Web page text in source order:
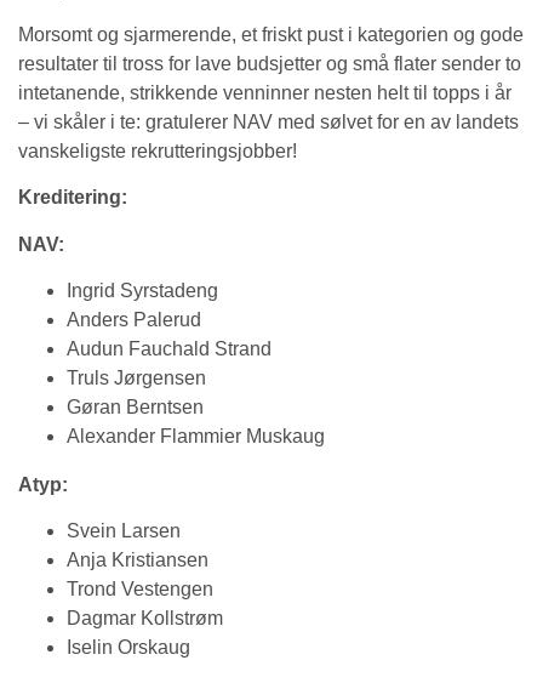
Morsomt og sjarmerende, et friskt pust i kategorien og gode
resultater til tross for lave budsjetter og små flater sender to
intetanende, strikkende venninner nesten helt til topps i år
– vi skåler i te: gratulerer NAV med sølvet for en av landets
vanskeligste rekrutteringsjobber!
Kreditering:
NAV:
Ingrid Syrstadeng
Anders Palerud
Audun Fauchald Strand
Truls Jørgensen
Gøran Berntsen
Alexander Flammier Muskaug
Atyp:
Svein Larsen
Anja Kristiansen
Trond Vestengen
Dagmar Kollstrøm
Iselin Orskaug